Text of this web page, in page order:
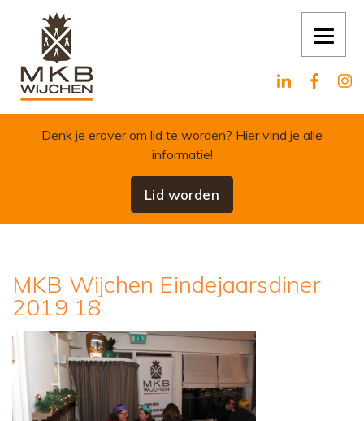
Skip to content
Denk je erover om lid te worden? Hier vind je alle
informatie!
Lid worden
MKB Wijchen Eindejaarsdiner
2019 18